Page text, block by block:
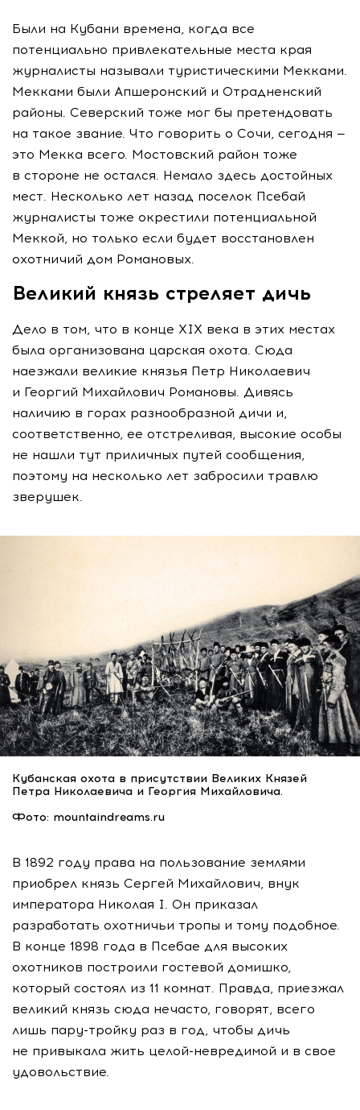
Были на Кубани времена, когда все
потенциально привлекательные места края
журналисты называли туристическими Мекками.
Мекками были Апшеронский и Отрадненский
районы. Северский тоже мог бы претендовать
на такое звание. Что говорить о Сочи, сегодня —
это Мекка всего. Мостовский район тоже
в стороне не остался. Немало здесь достойных
мест. Несколько лет назад поселок Псебай
журналисты тоже окрестили потенциальной
Меккой, но только если будет восстановлен
охотничий дом Романовых.
Великий князь стреляет дичь
Дело в том, что в конце XIX века в этих местах
была организована царская охота. Сюда
наезжали великие князья Петр Николаевич
и Георгий Михайлович Романовы. Дивясь
наличию в горах разнообразной дичи и,
соответственно, ее отстреливая, высокие особы
не нашли тут приличных путей сообщения,
поэтому на несколько лет забросили травлю
зверушек.
Кубанская охота в присутствии Великих Князей
Петра Николаевича и Георгия Михайловича.
Фото: mountaindreams.ru
В 1892 году права на пользование землями
приобрел князь Сергей Михайлович, внук
императора Николая I. Он приказал
разработать охотничьи тропы и тому подобное.
В конце 1898 года в Псебае для высоких
охотников построили гостевой домишко,
который состоял из 11 комнат. Правда, приезжал
великий князь сюда нечасто, говорят, всего
лишь пару-тройку раз в год, чтобы дичь
не привыкала жить целой-невредимой и в свое
удовольствие.